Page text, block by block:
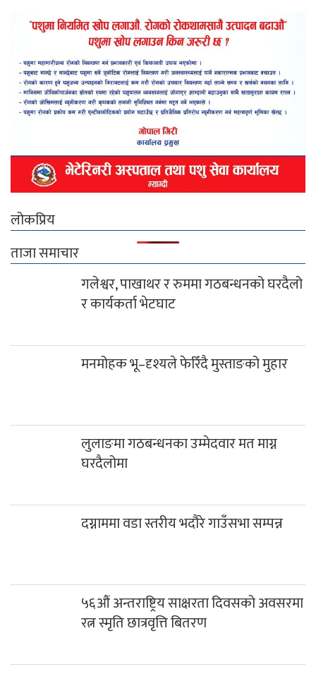
लोकप्रिय
ताजा समाचार
गलेश्वर, पाखाथर र रुममा गठबन्धनको घरदैलो
र कार्यकर्ता भेटघाट
मनमोहक भू–दृश्यले फेरिँदै मुस्ताङको मुहार
लुलाङमा गठबन्धनका उम्मेदवार मत माग्न
घरदैलोमा
दग्नाममा वडा स्तरीय भदौरे गाउँसभा सम्पन्न
५६औं अन्तराष्ट्रिय साक्षरता दिवसको अवसरमा
रत्न स्मृति छात्रवृत्ति बितरण